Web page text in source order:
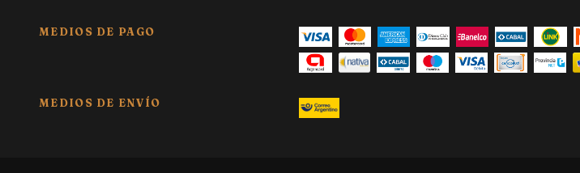
MEDIOS DE PAGO
MEDIOS DE ENVÍO